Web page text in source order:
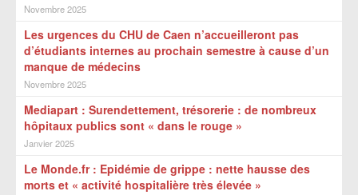
Novembre 2025
Les urgences du CHU de Caen n’accueilleront pas
d’étudiants internes au prochain semestre à cause d’un
manque de médecins
Novembre 2025
Mediapart : Surendettement, trésorerie : de nombreux
hôpitaux publics sont « dans le rouge »
Janvier 2025
Le Monde.fr : Epidémie de grippe : nette hausse des
morts et « activité hospitalière très élevée »